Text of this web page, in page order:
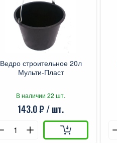
Ведро строительное 20л
Мульти-Пласт
В наличии 22 шт.
143.0 ₽ / шт.